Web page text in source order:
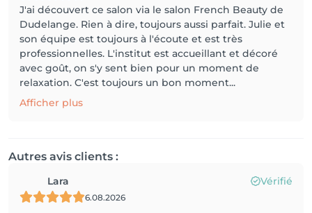
J'ai découvert ce salon via le salon French Beauty de
Dudelange. Rien à dire, toujours aussi parfait. Julie et
son équipe est toujours à l'écoute et est très
professionnelles. L'institut est accueillant et décoré
avec goût, on s'y sent bien pour un moment de
relaxation. C'est toujours un bon moment...
Afficher plus
Autres avis clients :
Lara Vérifié
6.08.2026